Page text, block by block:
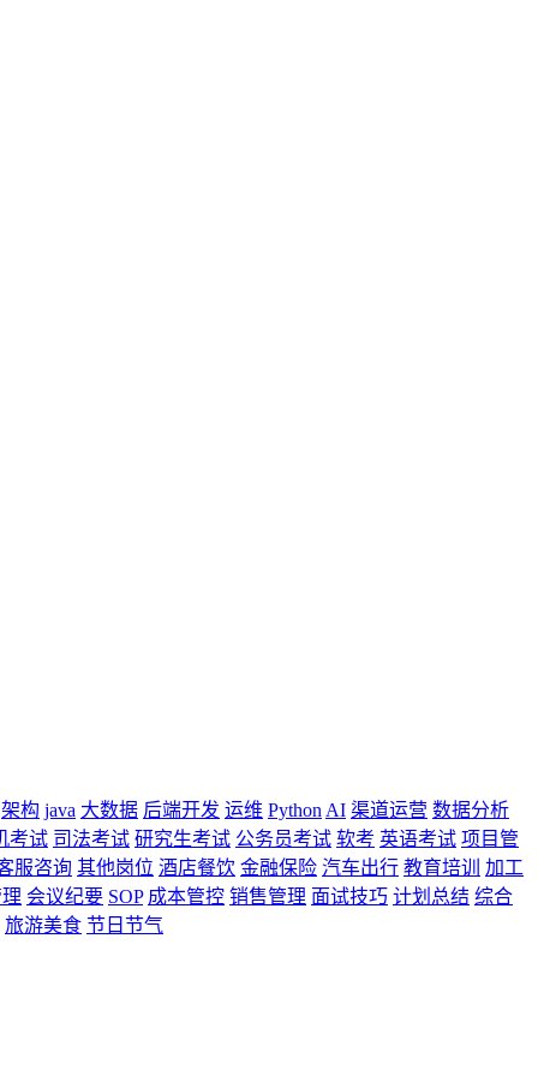
架构 java 大数据 后端开发 运维 Python AI 渠道运营 数据分析
考试 司法考试 研究生考试 公务员考试 软考 英语考试 项目管
服咨询 其他岗位 酒店餐饮 金融保险 汽车出行 教育培训
加工
会议纪要 SOP 成本管控 销售管理 面试技巧 计划总结 综合
旅游美食 节日节气